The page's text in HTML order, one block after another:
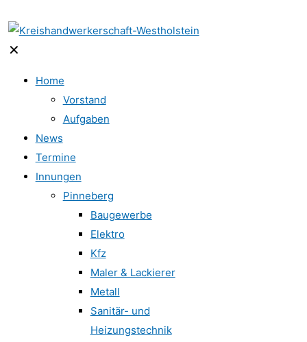
✕
Home
Vorstand
Aufgaben
News
Termine
Innungen
Pinneberg
Baugewerbe
Elektro
Kfz
Maler & Lackierer
Metall
Sanitär- und
Heizungstechnik